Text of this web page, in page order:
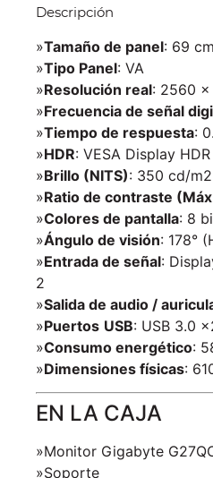
Descripción
»Tamaño de panel: 69
»Tipo Panel: VA
»Resolución real: 2560 x
»Frecuencia de señal
»Tiempo de respuesta:
»HDR: VESA Display HDR
»Brillo (NITS): 350 cd/m2
»Ratio de contraste
»Colores de pantalla: 8
»Ángulo de visión: 178°
»Entrada de señal:
2
»Salida de audio /
»Puertos USB: USB 3.0
»Consumo energético:
»Dimensiones físicas:
EN LA CAJA
»Monitor Gigabyte
»Soporte